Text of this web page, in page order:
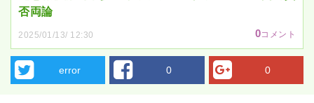
否両論
2025/01/13/ 12:30 0コメント
error 0 0